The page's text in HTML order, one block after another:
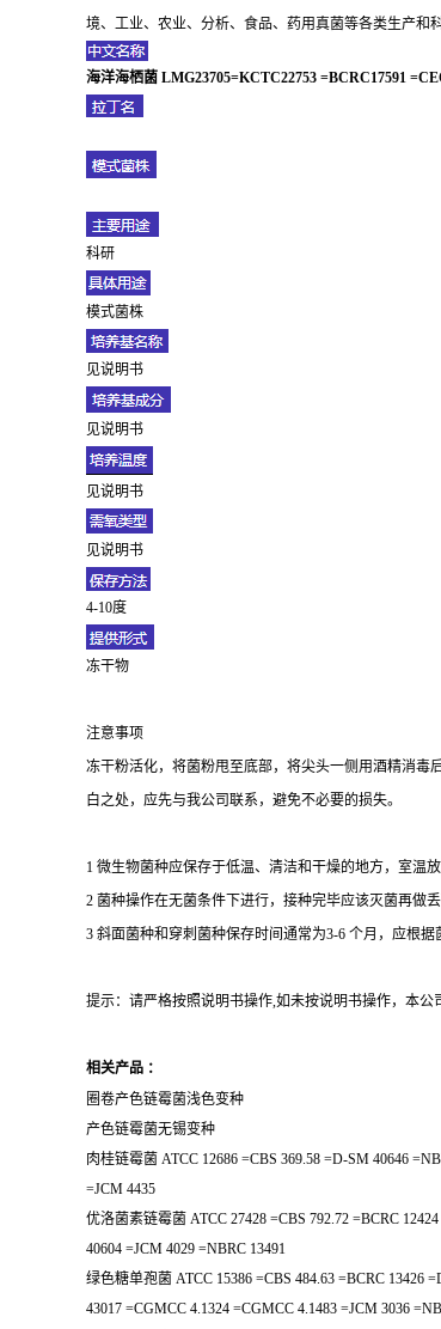
境、工业、农业、分析、食品、药用真菌等各类生产和
海洋海栖菌 LMG23705=KCTC22753 =BCRC17591
科研
模式菌株
见说明书
见说明书
见说明书
见说明书
4-10度
冻干物
注意事项
冻干粉活化，将菌粉甩至底部，将尖头一侧用酒精消毒
白之处，应先与我公司联系，避免不必要的损失。
1 微生物菌种应保存于低温、清洁和干燥的地方，室温
2 菌种操作在无菌条件下进行，接种完毕应该灭菌再做丢
3 斜面菌种和穿刺菌种保存时间通常为3-6 个月，应根
提示：请严格按照说明书操作,如未按说明书操作，本公
相关产品 ：
圈卷产色链霉菌浅色变种
产色链霉菌无锡变种
肉桂链霉菌 ATCC 12686 =CBS 369.58 =D-SM 40646
=JCM 4435
优洛菌素链霉菌 ATCC 27428 =CBS 792.72 =BCRC
40604 =JCM 4029 =NBRC 13491
绿色糖单孢菌 ATCC 15386 =CBS 484.63 =BCRC 13426
43017 =CGMCC 4.1324 =CGMCC 4.1483 =JCM 3036